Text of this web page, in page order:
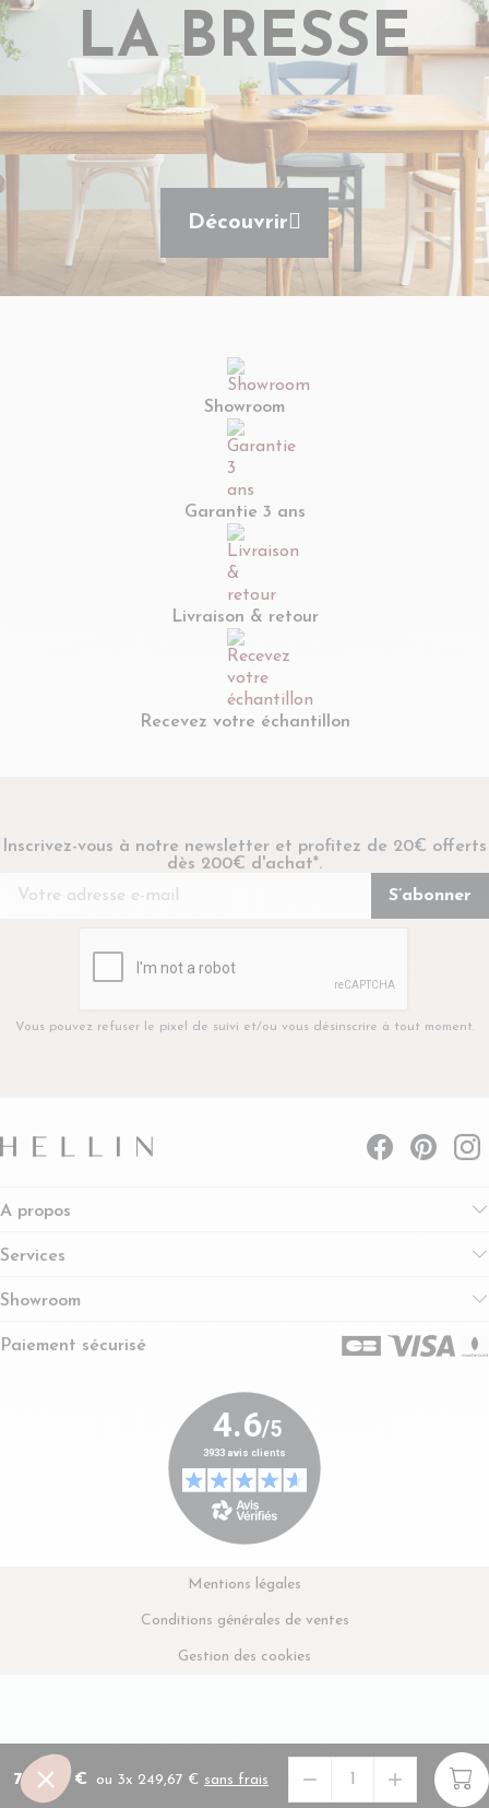
749,00 € ou 3x 249,67 € sans frais En savoir plus sur le paiement
 
LA BRESSE
Découvrir
Showroom
Garantie 3 ans
Livraison & retour
Recevez votre échantillon
Inscrivez-vous à notre newsletter et profitez de 20€ offerts
dès 200€ d'achat*.
Vous pouvez refuser le pixel de suivi et/ou vous désinscrire à tout moment.
A propos
Services
Showroom
Paiement sécurisé
Mentions légales
Conditions générales de ventes
Gestion des cookies